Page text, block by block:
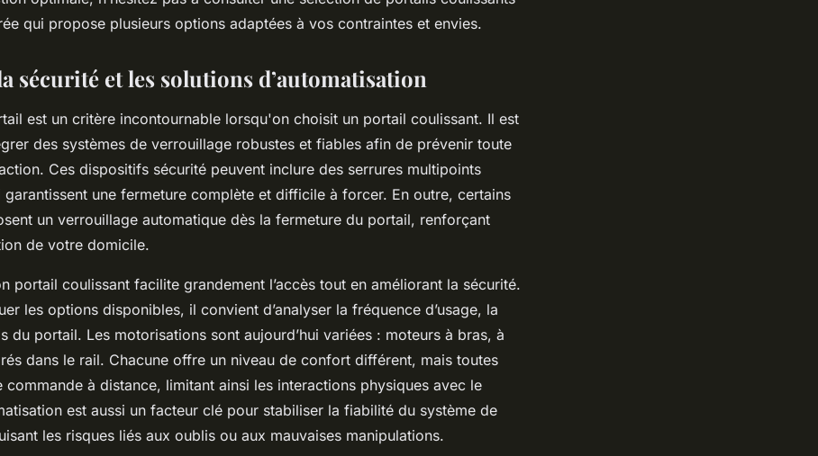
qui propose plusieurs options adaptées à vos contraintes et envies.
sécurité et les solutions d’automatisation
est un critère incontournable lorsqu'on choisit un portail coulissant. Il est
des systèmes de verrouillage robustes et fiables afin de prévenir toute
Ces dispositifs sécurité peuvent inclure des serrures multipoints
garantissent une fermeture complète et difficile à forcer. En outre, certains
un verrouillage automatique dès la fermeture du portail, renforçant
de votre domicile.
portail coulissant facilite grandement l’accès tout en améliorant la sécurité.
les options disponibles, il convient d’analyser la fréquence d’usage, la
du portail. Les motorisations sont aujourd’hui variées : moteurs à bras, à
dans le rail. Chacune offre un niveau de confort différent, mais toutes
commande à distance, limitant ainsi les interactions physiques avec le
est aussi un facteur clé pour stabiliser la fiabilité du système de
les risques liés aux oublis ou aux mauvaises manipulations.